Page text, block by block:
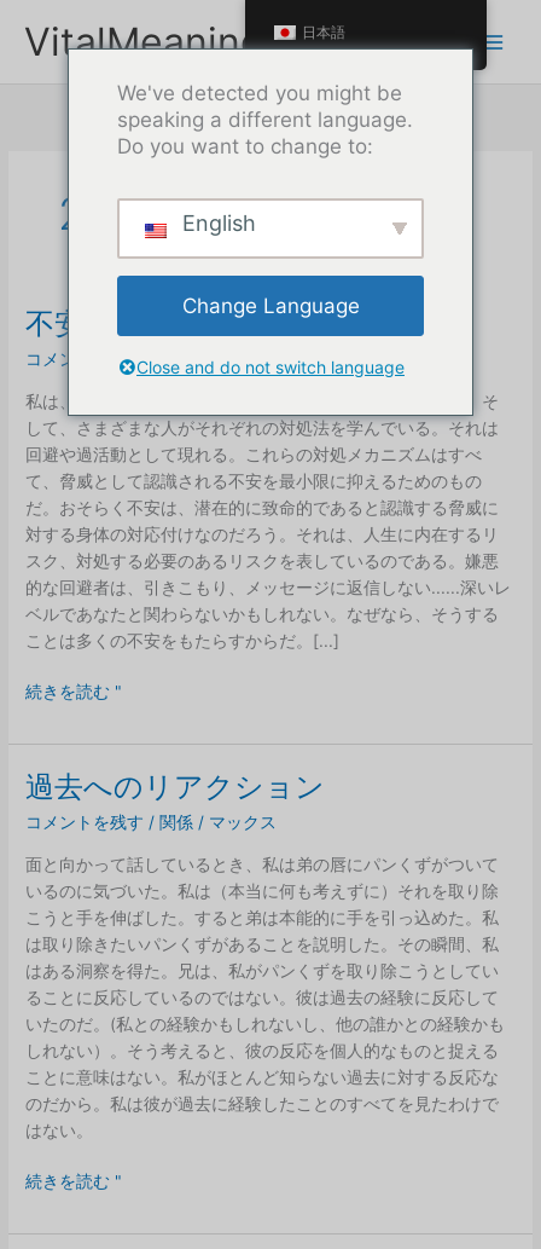
VitalMeaning
2021年11月
不安は思っている以上に強い
コメントを残す / 自己破滅型の行動 / マックス
私は、多くの人間関係の根底には不安があると信じている。そ
して、さまざまな人がそれぞれの対処法を学んでいる。それは
回避や過活動として現れる。これらの対処メカニズムはすべ
て、脅威として認識される不安を最小限に抑えるためのもの
だ。おそらく不安は、潜在的に致命的であると認識する脅威に
対する身体の対応付けなのだろう。それは、人生に内在するリ
スク、対処する必要のあるリスクを表しているのである。嫌悪
的な回避者は、引きこもり、メッセージに返信しない......深いレ
ベルであなたと関わらないかもしれない。なぜなら、そうする
ことは多くの不安をもたらすからだ。[...]
不
は
思
っ
て
る
以
上
に
強
い
続きを読む "
過去へのリアクション
コメントを残す / 関係 / マックス
面と向かって話しているとき、私は弟の唇にパンくずがついて
いるのに気づいた。私は（本当に何も考えずに）それを取り除
こうと手を伸ばした。すると弟は本能的に手を引っ込めた。私
は取り除きたいパンくずがあることを説明した。その瞬間、私
はある洞察を得た。兄は、私がパンくずを取り除こうとしてい
ることに反応しているのではない。彼は過去の経験に反応して
いたのだ。(私との経験かもしれないし、他の誰かとの経験かも
しれない）。そう考えると、彼の反応を個人的なものと捉える
ことに意味はない。私がほとんど知らない過去に対する反応な
のだから。私は彼が過去に経験したことのすべてを見たわけで
はない。
過
へ
続きを読む "
日本語
We've detected you might be
speaking a different language.
Do you want to change to:
English
Change Language
Close and do not switch language